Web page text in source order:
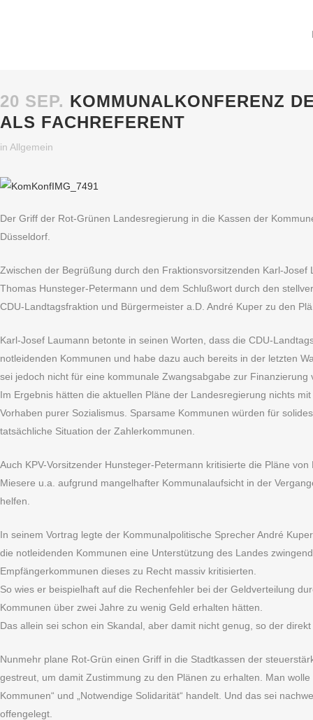
20 SEP. KOMMUNALKONFERENZ
ALS FACHREFERENT
in Allgemein
Der Griff der Rot-Grünen Landesregierung in die Kassen der
Düsseldorf.
Zwischen der Begrüßung durch den Fraktionsvorsitzenden Karl-
Thomas Hunsteger-Petermann und dem Schlußwort durch den
CDU-Landtagsfraktion und Bürgermeister a.D. André Kuper zu den
Karl-Josef Laumann betonte in seinen Worten, dass die CDU-
notleidenden Kommunen und habe dazu auch bereits in der letzten
sei jedoch nicht für eine kommunale Zwangsabgabe zur Finanzierung
Im Ergebnis hätten die aktuellen Pläne der Landesregierung nichts
Vorhaben purer Sozialismus. Sparsame Kommunen würden für
tatsächliche Situation der Zahlerkommunen.
Auch KPV-Vorsitzender Hunsteger-Petermann kritisierte die Pläne
Miesere u.a. aufgrund mangelhafter Kommunalaufsicht in der
helfen.
In seinem Vortrag legte der Kommunalpolitische Sprecher André
die notleidenden Kommunen eine Unterstützung des Landes
Empfängerkommunen dieses zu Recht massiv kritisierten.
So wies er beispielhaft auf die Rechenfehler bei der Geldverteilung
Kommunen über zwei Jahre zu wenig Geld erhalten hätten.
Das allein sei schon ein Skandal, aber damit nicht genug, so der
Nunmehr plane Rot-Grün einen Griff in die Stadtkassen der
gestreut, um damit Zustimmung zu den Plänen zu erhalten. Man
Kommunen“ und „Notwendige Solidarität“ handelt. Und das sei
offengelegt.